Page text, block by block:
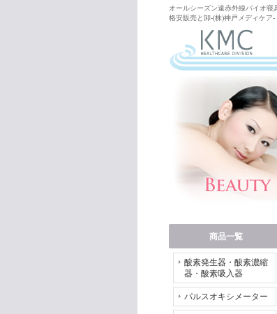
オールシーズン遠赤外線バイオ
格安販売と卸-(株)神戸メディケア-
商品一覧
酸素発生器・酸素濃縮
器・酸素吸入器
パルスオキシメーター